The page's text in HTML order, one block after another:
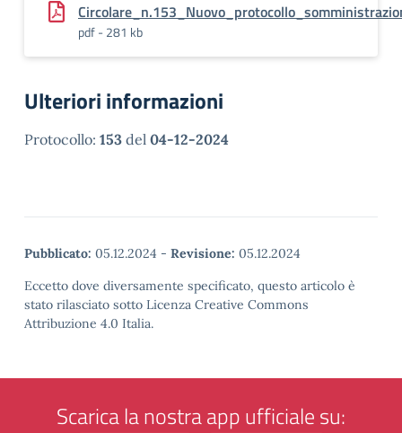
pdf - 281 kb
Ulteriori informazioni
Protocollo: 153 del 04-12-2024
Pubblicato: 05.12.2024 - Revisione: 05.12.2024
Eccetto dove diversamente specificato, questo articolo è
stato rilasciato sotto Licenza Creative Commons
Attribuzione 4.0 Italia.
Scarica la nostra app ufficiale su: